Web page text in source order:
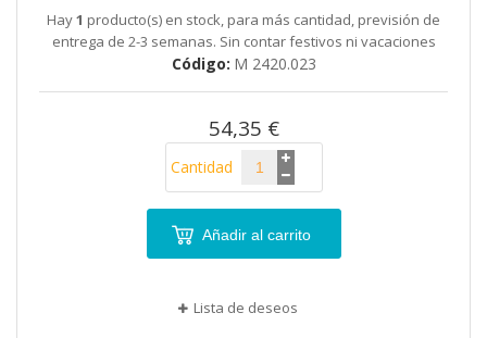
galería
imágenes
Hay1 producto(s) en stock, para más cantidad, previsión de
entrega de 2-3 semanas. Sin contar festivos ni vacaciones
Código M 2420.023
54,35 €
Cantidad
Añadir al carrito
Lista de deseos